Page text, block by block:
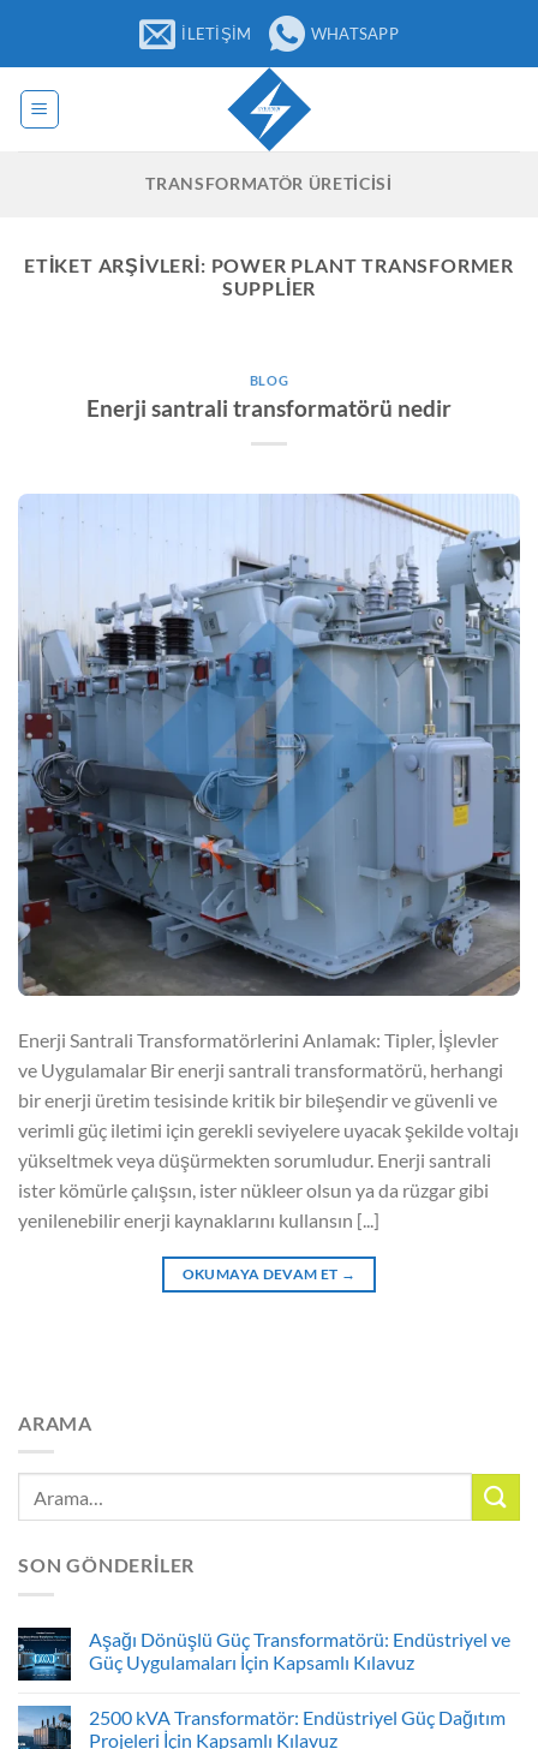
İLETIŞIM WHATSAPP
TRANSFORMATÖR ÜRETICISI
ETIKET ARŞIVLERI: POWER PLANT TRANSFORMER
SUPPLIER
BLOG
Enerji santrali transformatörü nedir
Enerji Santrali Transformatörlerini Anlamak: Tipler, İşlevler
ve Uygulamalar Bir enerji santrali transformatörü, herhangi
bir enerji üretim tesisinde kritik bir bileşendir ve güvenli ve
verimli güç iletimi için gerekli seviyelere uyacak şekilde voltajı
yükseltmek veya düşürmekten sorumludur. Enerji santrali
ister kömürle çalışsın, ister nükleer olsun ya da rüzgar gibi
yenilenebilir enerji kaynaklarını kullansın [...]
OKUMAYA DEVAM ET →
ARAMA
SON GÖNDERILER
Aşağı Dönüşlü Güç Transformatörü: Endüstriyel ve
Güç Uygulamaları İçin Kapsamlı Kılavuz
2500 kVA Transformatör: Endüstriyel Güç Dağıtım
Projeleri İçin Kapsamlı Kılavuz